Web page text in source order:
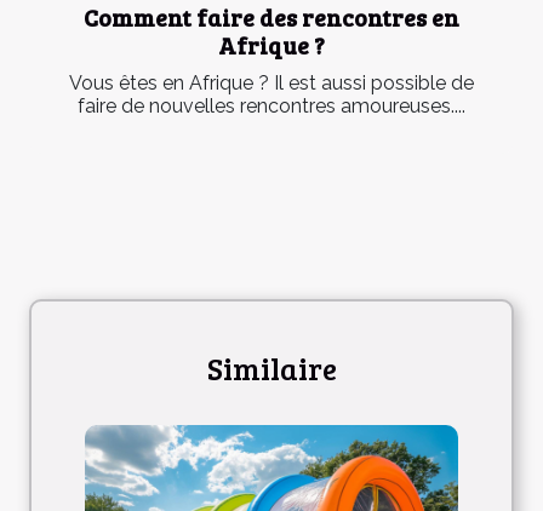
Comment faire des rencontres en
Afrique ?
Vous êtes en Afrique ? Il est aussi possible de
faire de nouvelles rencontres amoureuses....
Similaire